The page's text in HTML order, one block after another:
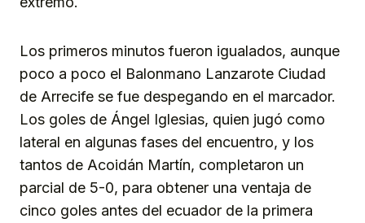
Los primeros minutos fueron igualados, aunque
poco a poco el Balonmano Lanzarote Ciudad
de Arrecife se fue despegando en el marcador.
Los goles de Ángel Iglesias, quien jugó como
lateral en algunas fases del encuentro, y los
tantos de Acoidán Martín, completaron un
parcial de 5-0, para obtener una ventaja de
cinco goles antes del ecuador de la primera